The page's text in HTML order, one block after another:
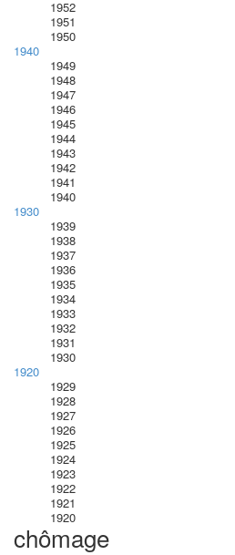
1952
1951
1950
1940
1949
1948
1947
1946
1945
1944
1943
1942
1941
1940
1930
1939
1938
1937
1936
1935
1934
1933
1932
1931
1930
1920
1929
1928
1927
1926
1925
1924
1923
1922
1921
1920
chômage